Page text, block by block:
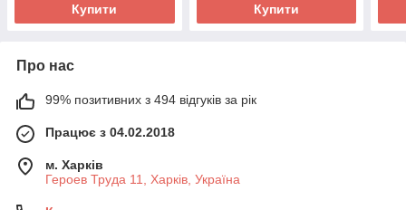
Купити Купити
Про нас
99% позитивних з 494 відгуків за рік
Працює з 04.02.2018
м. Харків
Героев Труда 11, Харків, Україна